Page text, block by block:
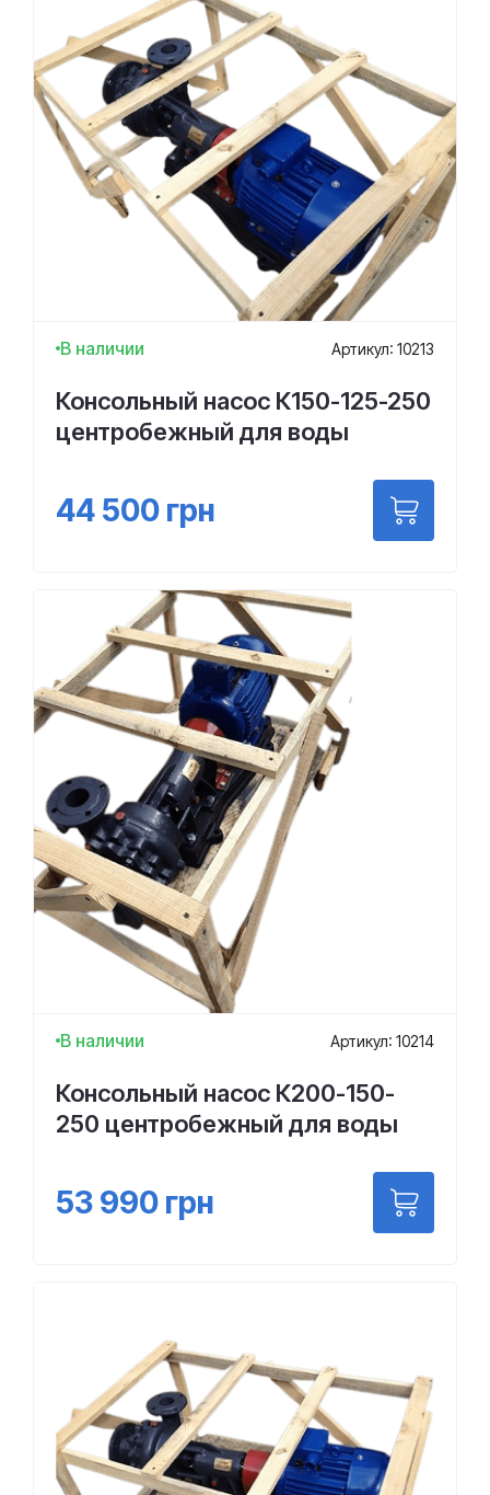
В наличии Артикул: 10213
Консольный насос К150-125-250
центробежный для воды
44 500 грн
В наличии Артикул: 10214
Консольный насос К200-150-
250 центробежный для воды
53 990 грн